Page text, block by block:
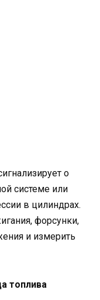
о
системе или
в цилиндрах.
форсунки,
и измерить
топлива